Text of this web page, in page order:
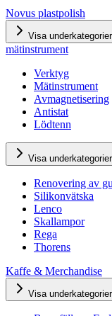
Novus plastpolish
Visa
mätinstrument
Verktyg
Mätinstrument
Avmagnetisering
Antistat
Lödtenn
Visa
Renovering av
Silikonvätska
Lenco
Skallampor
Rega
Thorens
Kaffe & Merchandise
Visa